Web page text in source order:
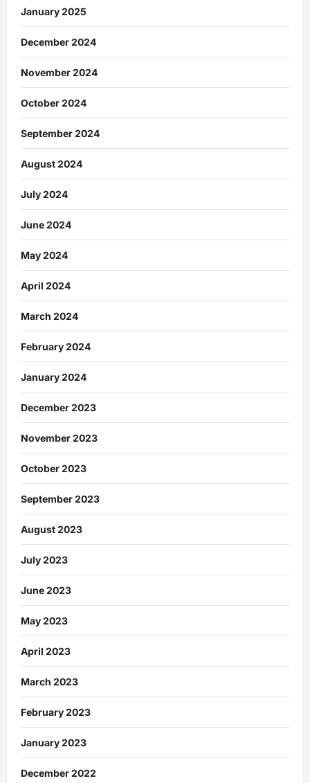
January 2025
December 2024
November 2024
October 2024
September 2024
August 2024
July 2024
June 2024
May 2024
April 2024
March 2024
February 2024
January 2024
December 2023
November 2023
October 2023
September 2023
August 2023
July 2023
June 2023
May 2023
April 2023
March 2023
February 2023
January 2023
December 2022